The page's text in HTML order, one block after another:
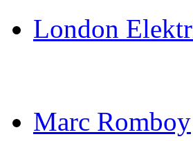
London
Marc Romboy